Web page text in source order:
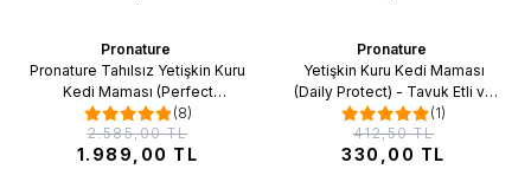
İndirimFavorilere Ekle
Pronature
Pronature Tahılsız Yetişkin Kuru
Kedi Maması (Perfect
Maintenance) - Somonlu ve
Enginarlı – 10KG
(8)
2.585,00TL
1.989,00 TL
Favorilere Ekle
Pronature
Yetişkin Kuru Kedi Maması
(Daily Protect) - Tavuk Etli ve
Pirinçli - 1,5KG(1)
412,50TL
330,00 TL